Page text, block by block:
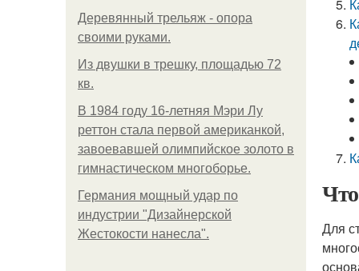
Деревянный трельяж - опора
своими руками.
Из двушки в трешку, площадью 72
кв.
В 1984 году 16-летняя Мэри Лу
реттон стала первой американкой,
завоевавшей олимпийское золото в
гимнастическом многоборье.
Германия мощный удар по
индустрии "Дизайнерской
Жестокости нанесла".
Для